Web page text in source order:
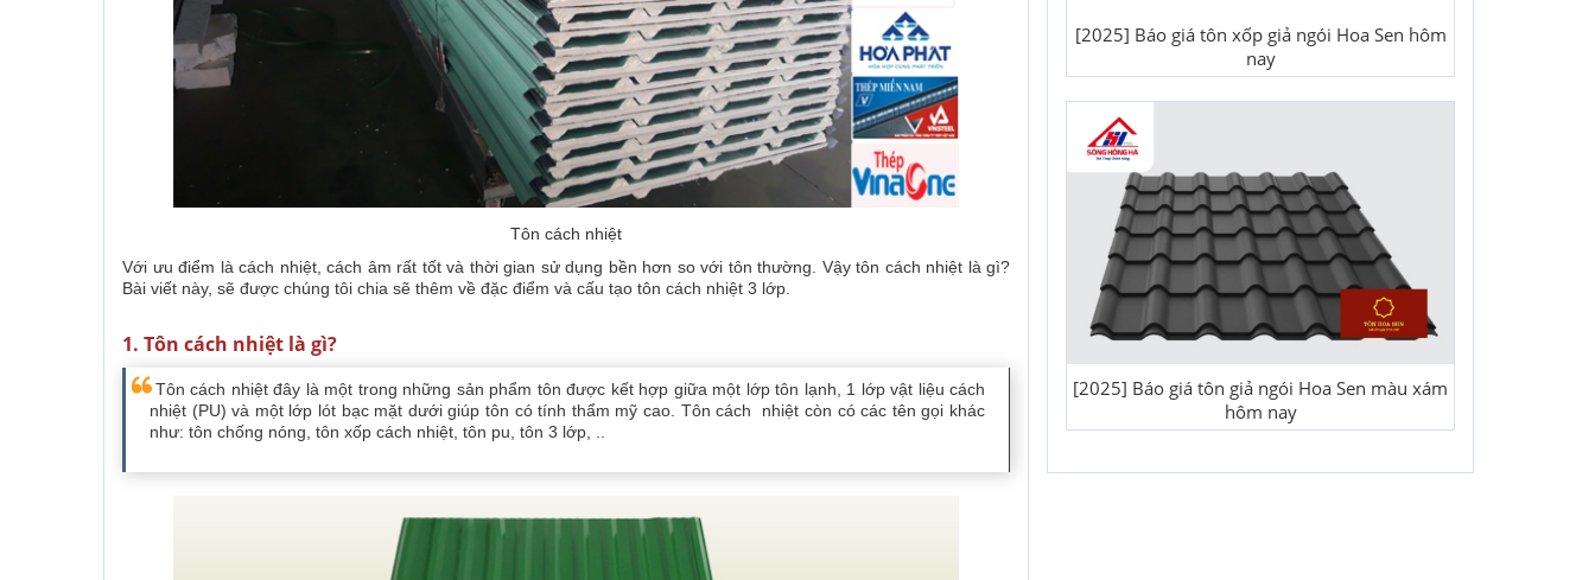
Tôn cách nhiệt
Với ưu điểm là cách nhiệt, cách âm rất tốt và thời gian sử dụng bền hơn so với tôn thường. Vậy tôn cách nhiệt là gì?
Bài viết này, sẽ được chúng tôi chia sẽ thêm về đặc điểm và cấu tạo tôn cách nhiệt 3 lớp.
1. Tôn cách nhiệt là gì?
Tôn cách nhiệt đây là một trong những sản phẩm tôn được kết hợp giữa một lớp tôn lạnh, 1 lớp vật liệu cách
nhiệt (PU) và một lớp lót bạc mặt dưới giúp tôn có tính thẩm mỹ cao. Tôn cách nhiệt còn có các tên gọi khác
như: tôn chống nóng, tôn xốp cách nhiệt, tôn pu, tôn 3 lớp, ..
[2025] Báo giá tôn xốp giả ngói Hoa Sen hôm
nay
[2025] Báo giá tôn giả ngói Hoa Sen màu xám
hôm nay